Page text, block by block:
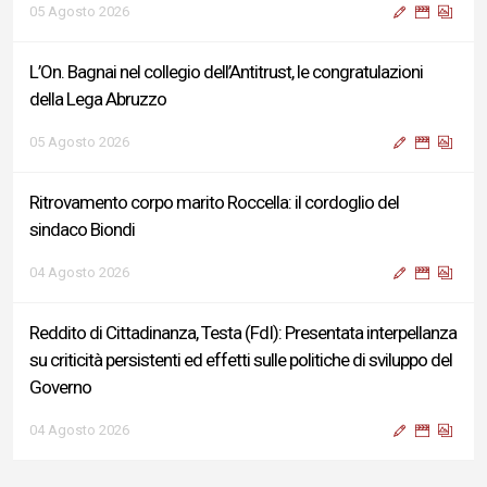
05 Agosto 2026
L’On. Bagnai nel collegio dell’Antitrust, le congratulazioni
della Lega Abruzzo
05 Agosto 2026
Ritrovamento corpo marito Roccella: il cordoglio del
sindaco Biondi
04 Agosto 2026
Reddito di Cittadinanza, Testa (FdI): Presentata interpellanza
su criticità persistenti ed effetti sulle politiche di sviluppo del
Governo
04 Agosto 2026